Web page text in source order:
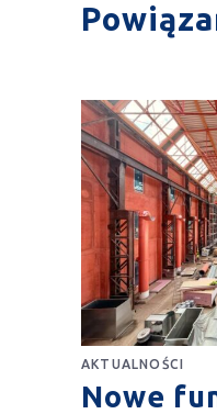
AKTUALNOŚCI
Nowe